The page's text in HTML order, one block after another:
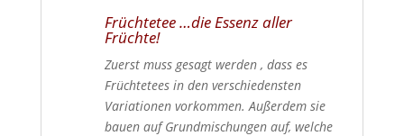
Früchtetee …die Essenz aller
Früchte!
Zuerst muss gesagt werden , dass es
Früchtetees in den verschiedensten
Variationen vorkommen. Außerdem sie
bauen auf Grundmischungen auf, welche